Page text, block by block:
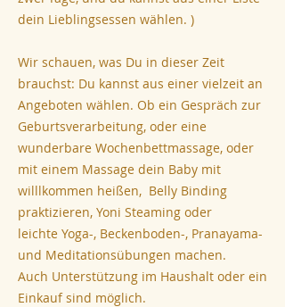
dein Lieblingsessen wählen. )
Wir schauen, was Du in dieser Zeit
brauchst: Du kannst aus einer vielzeit an
Angeboten wählen. Ob ein Gespräch zur
Geburtsverarbeitung, oder eine
wunderbare Wochenbettmassage, oder
mit einem Massage dein Baby mit
willlkommen heißen, Belly Binding
praktizieren, Yoni Steaming oder
leichte Yoga-, Beckenboden-, Pranayama-
und Meditationsübungen machen.
Auch Unterstützung im Haushalt oder ein
Einkauf sind möglich.